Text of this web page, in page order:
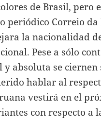
de Brasil, pero
periódico Correio
la nacionalidad
Pese a sólo
absoluta se
hablar al
vestirá en el
con respecto a